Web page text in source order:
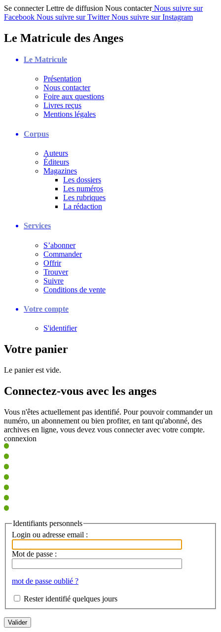
Se connecter Lettre de diffusion Nous contacter Nous suivre sur
Facebook Nous suivre sur Twitter Nous suivre sur Instagram
Le Matricule des Anges
Le Matricule
Présentation
Nous contacter
Foire aux questions
Livres reçus
Mentions légales
Corpus
Auteurs
Éditeurs
Magazines
Les dossiers
Les numéros
Les rubriques
La rédaction
Services
S’abonner
Commander
Offrir
Trouver
Suivre
Conditions de vente
Votre compte
S'identifier
Votre panier
Le panier est vide.
Connectez-vous avec les anges
Vous n'êtes actuellement pas identifié. Pour pouvoir commander un
numéro, un abonnement ou bien profiter, en tant qu'abonné, des
archives en ligne, vous devez vous connecter avec votre compte.
connexion
Identifiants personnels
Login ou adresse email :
Mot de passe :
mot de passe oublié ?
Rester identifié quelques jours